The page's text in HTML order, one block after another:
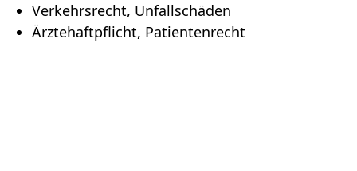
Verkehrsrecht, Unfallschäden
Ärztehaftpflicht, Patientenrecht